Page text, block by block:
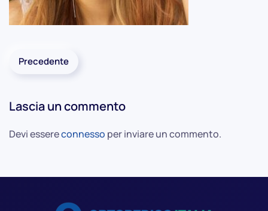
Precedente
Lascia un commento
Devi essereconnesso per inviare un commento.